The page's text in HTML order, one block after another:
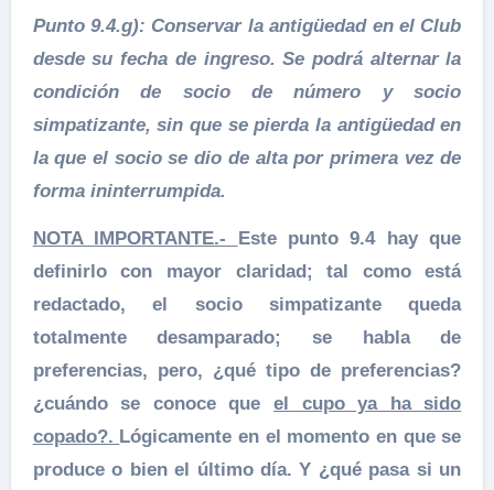
Punto 9.4.g): Conservar la antigüedad en el Club
desde su fecha de ingreso. Se podrá alternar la
condición de socio de número y socio
simpatizante, sin que se pierda la antigüedad en
la que el socio se dio de alta por primera vez de
forma ininterrumpida.
NOTA IMPORTANTE.- Este punto 9.4 hay que
definirlo con mayor claridad; tal como está
redactado, el socio simpatizante queda
totalmente desamparado; se habla de
preferencias, pero, ¿qué tipo de preferencias?
¿cuándo se conoce que el cupo ya ha sido
copado?. Lógicamente en el momento en que se
produce o bien el último día. Y ¿qué pasa si un